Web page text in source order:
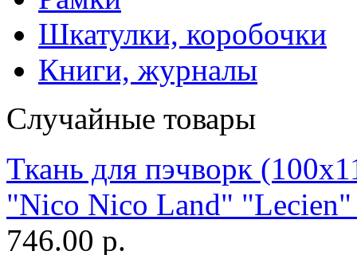
Шкатулки, коробочки
Книги, журналы
Случайные товары
Ткань для пэчворк
"Nico Nico Land"
746.00 р.